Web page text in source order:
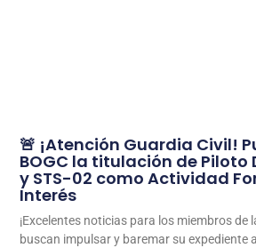
🚨 ¡Atención Guardia Civil!
BOGC la titulación de Piloto
y STS-02 como Actividad
Interés
¡Excelentes noticias para los miembros de
buscan impulsar y baremar su expediente